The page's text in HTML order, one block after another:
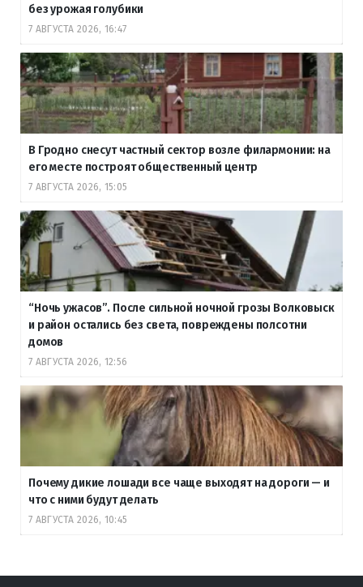
без урожая голубики
7 АВГУСТА 2026, 16:47
В Гродно снесут частный сектор возле филармонии: на
его месте построят общественный центр
7 АВГУСТА 2026, 15:05
“Ночь ужасов”. После сильной ночной грозы Волковыск
и район остались без света, повреждены полсотни
домов
7 АВГУСТА 2026, 12:56
Почему дикие лошади все чаще выходят на дороги — и
что с ними будут делать
7 АВГУСТА 2026, 10:45